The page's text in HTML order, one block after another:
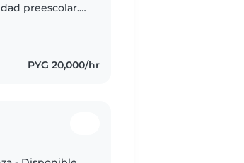
preescolar.
PYG 20,000/hr